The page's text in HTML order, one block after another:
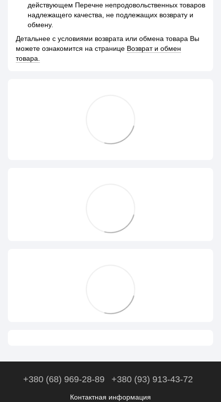
действующем Перечне непродовольственных товаров
надлежащего качества, не подлежащих возврату и
обмену.
Детальнее с условиями возврата или обмена товара Вы
можете ознакомится на странице Возврат и обмен
товара.
+380 (68) 969-28-89 +380 (93) 913-43-72
Контактная информация